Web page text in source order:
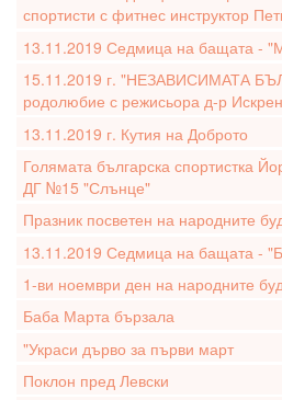
спортисти с фитнес инструктор
13.11.2019 Седмица на бащата -
15.11.2019 г. "НЕЗАВИСИМАТА
родолюбие с режисьора д-р
13.11.2019 г. Кутия на Доброто
Голямата българска спортистка
ДГ №15 "Слънце"
Празник посветен на народните
13.11.2019 Седмица на бащата -
1-ви ноември ден на народните
Баба Марта бързала
"Украси дърво за първи март
Поклон пред Левски